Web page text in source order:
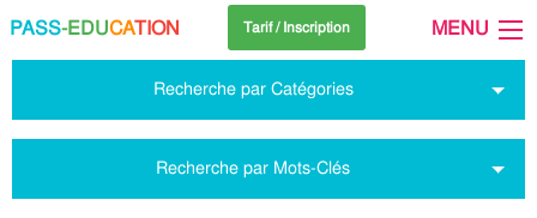
PASS-EDUCATION Tarif / Inscription MENU
Recherche par Catégories
Recherche par Mots-Clés